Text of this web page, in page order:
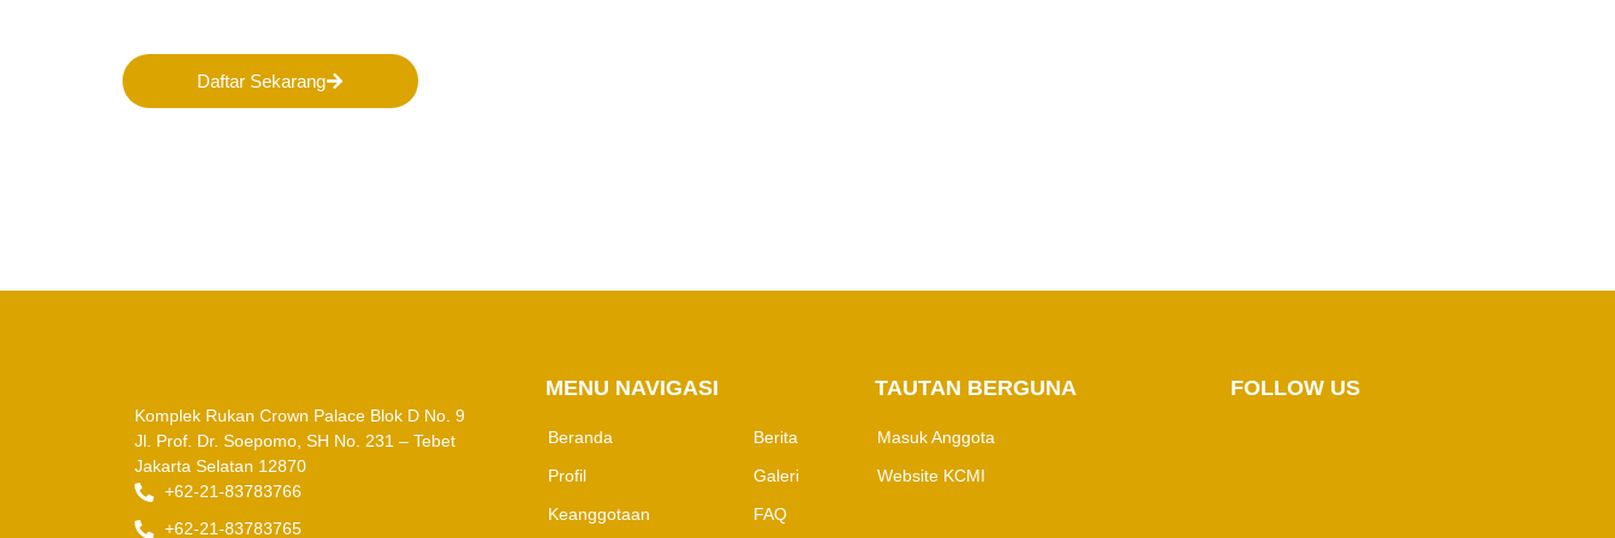
Daftar Sekarang
Komplek Rukan Crown Palace Blok D No. 9
Jl. Prof. Dr. Soepomo, SH No. 231 – Tebet
Jakarta Selatan 12870
+62-21-83783766
+62-21-83783765
MENU NAVIGASI
Beranda
Profil
Keanggotaan
Berita
Galeri
FAQ
TAUTAN BERGUNA
Masuk Anggota
Website KCMI
FOLLOW US